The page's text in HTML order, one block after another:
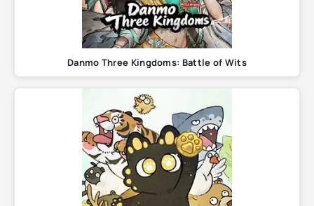
Danmo Three Kingdoms: Battle of Wits